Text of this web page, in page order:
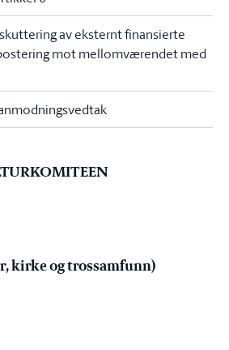
av eksternt finansierte
mot mellomværendet med
kirke og trossamfunn)